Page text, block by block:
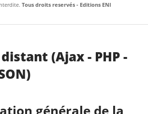
Tous droits reservés - Editions ENI
(Ajax - PHP -